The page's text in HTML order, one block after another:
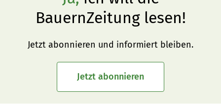
BauernZeitung lesen!
Jetzt abonnieren und informiert bleiben.
Jetzt abonnieren